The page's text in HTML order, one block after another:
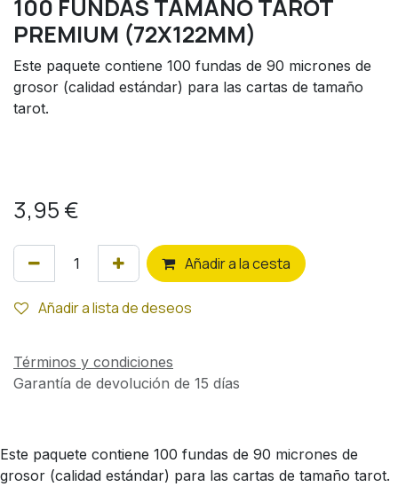
100 FUNDAS TAMAÑO TAROT
PREMIUM (72X122MM)
Este paquete contiene 100 fundas de 90 micrones de
grosor (calidad estándar) para las cartas de tamaño
tarot.
3,95 €
Añadir a la cesta
Añadir a lista de deseos
Términos y condiciones
Garantía de devolución de 15 días
Este paquete contiene 100 fundas de 90 micrones de
grosor (calidad estándar) para las cartas de tamaño tarot.